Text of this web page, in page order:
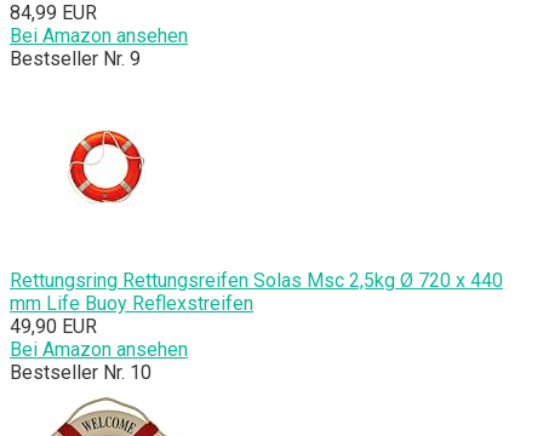
84,99 EUR
Bei Amazon ansehen
Bestseller Nr. 9
Rettungsring Rettungsreifen Solas Msc 2,5kg Ø 720 x 440
mm Life Buoy Reflexstreifen
49,90 EUR
Bei Amazon ansehen
Bestseller Nr. 10